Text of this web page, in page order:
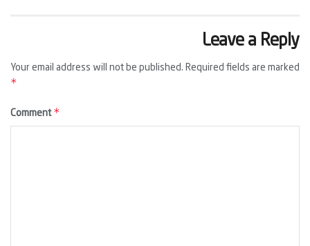
Leave a Reply
Your email address will not be published. Required fields are marked
*
Comment *